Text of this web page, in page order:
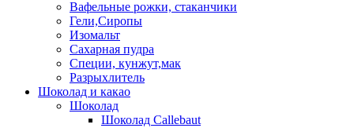
Вафельные рожки, стаканчики
Гели,Сиропы
Изомальт
Сахарная пудра
Специи, кунжут,мак
Разрыхлитель
Шоколад и какао
Шоколад
Шоколад Callebaut